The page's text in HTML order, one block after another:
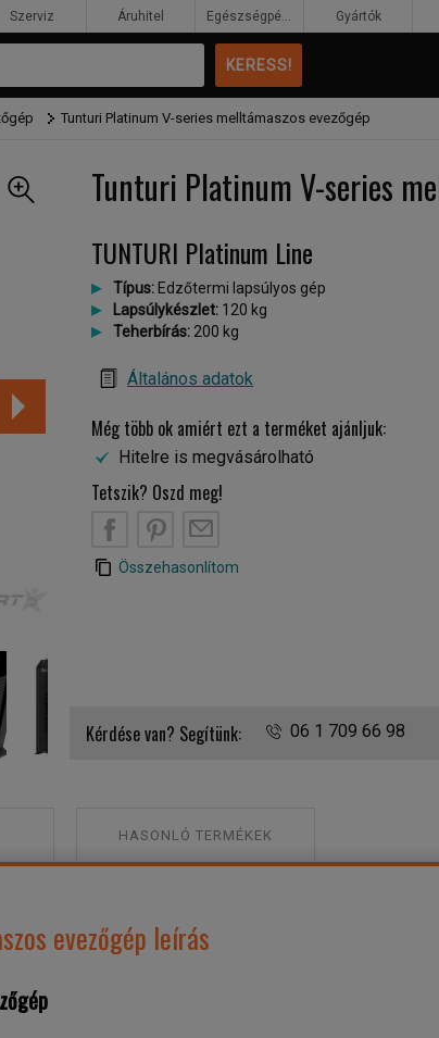
Tunturi Platinum V-series melltámaszos evezőgép
Tunturi Platinum V-series
TUNTURI Platinum Line
Típus: Edzőtermi lapsúlyos gép
Lapsúlykészlet: 120 kg
Teherbírás: 200 kg
Általános adatok
Még több ok amiért ezt a terméket ajánljuk:
Hitelre is megvásárolható
Tetszik? Oszd meg!
Összehasonlítom
Kérdése van? Segítünk: 06 1 709 66 98
HASONLÓ TERMÉKEK
evezőgép leírás
Szerviz Áruhitel Egészségpénztár Gyártók